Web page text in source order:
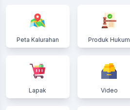
Peta Kalurahan Produk Hukum
Lapak Video